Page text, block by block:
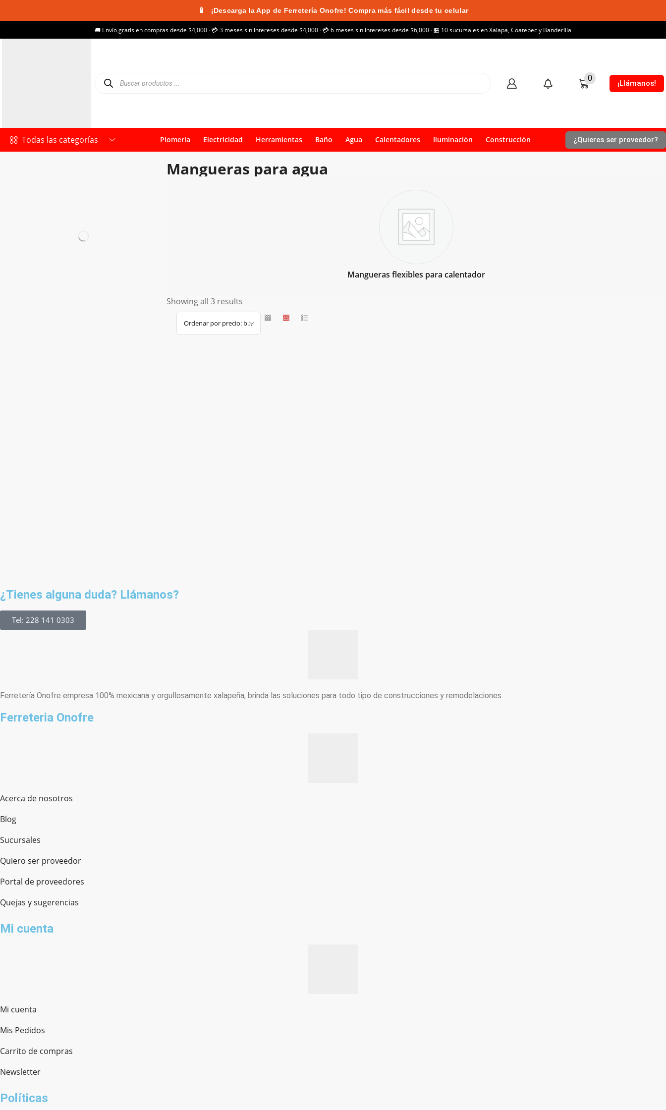
📱 ¡Descarga la App de Ferretería Onofre! Compra más fácil desde tu celular
🚚 Envío gratis en compras desde $4,000 · 💳 3 meses sin intereses desde $4,000 · 💳 6 meses sin intereses desde $6,000 · 🏪 10 sucursales en Xalapa, Coatepec y Banderilla
0 ¡Llámanos!
Todas las categorías Plomería Electricidad Herramientas Baño Agua Calentadores Iluminación Construcción ¿Quieres ser proveedor?
Mangueras para agua
Mangueras flexibles para calentador
Showing all 3 results
¿Tienes alguna duda? Llámanos?
Tel: 228 141 0303
Ferretería Onofre empresa 100% mexicana y orgullosamente xalapeña, brinda las soluciones para todo tipo de construcciones y remodelaciones.
Ferreteria Onofre
Acerca de nosotros
Blog
Sucursales
Quiero ser proveedor
Portal de proveedores
Quejas y sugerencias
Mi cuenta
Mi cuenta
Mis Pedidos
Carrito de compras
Newsletter
Políticas